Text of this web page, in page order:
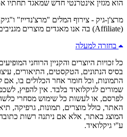
הוא מגזין אינטרנטי חדש שמאגד תחתיו
מרצ'ן-גיק - צירוף המלים "מרצ'נדייז"
(Affiliate) בה אנו מאגדים מוצרים מגניבים מרחבי הרשת.
בחזרה למעלה
כל זכויות היוצרים והקניין הרוחני
בסיס הנתונים, הטקסטים, התיאורים,
התמונות, וכל חומר אחר הכלולים בו,
שמורים לגיקלואיד בלבד. אין להפיץ,
לפרסם, או לעשות כל שימוש מסחרי
האתר, כולל מוצרים, תמונות, גרפיקה,
המוצג באתר, אלא אם ניתנה רשות
ע''י גיקלואיד.